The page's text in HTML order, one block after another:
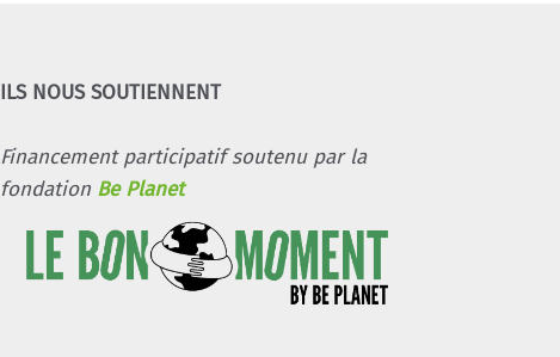
ILS NOUS SOUTIENNENT
Financement participatif soutenu par la
fondation Be Planet